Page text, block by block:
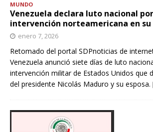
MUNDO
Venezuela declara luto nacional
intervención norteamericana en su
enero 7, 2026
Retomado del portal SDPnoticias de
Venezuela anunció siete días de luto
intervención militar de Estados Unidos que
del presidente Nicolás Maduro y su esposa.